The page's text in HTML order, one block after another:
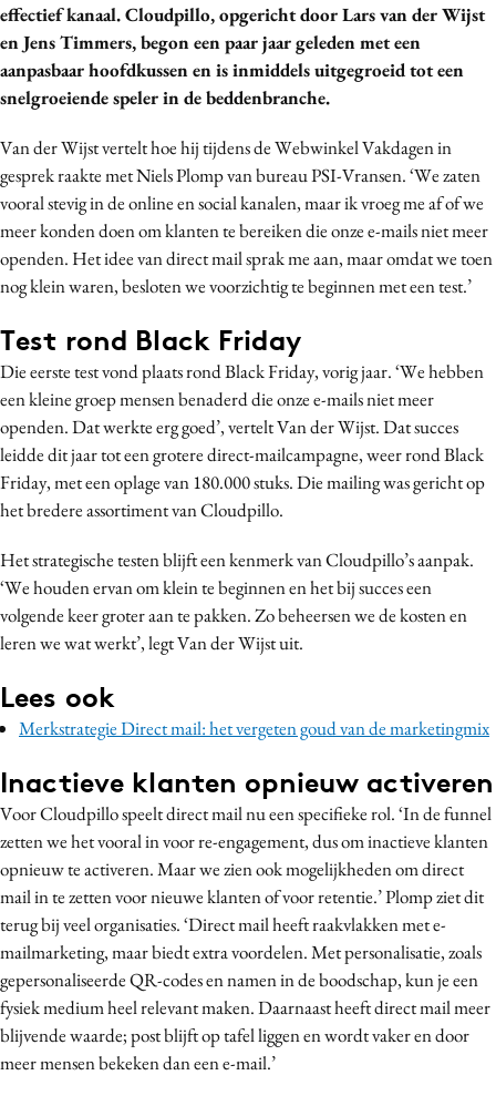
Digital transformation
Diversiteit
Effectiviteit
Gedragsverandering
Influencer marketing
Interne communicatie
Martech
Media
Merkstrategie
Programmatic
Purpose Marketing
Reputatie & crisis
effectief kanaal. Cloudpillo, opgericht door Lars van der Wijst
en Jens Timmers, begon een paar jaar geleden met een
aanpasbaar hoofdkussen en is inmiddels uitgegroeid tot een
snelgroeiende speler in de beddenbranche.
Van der Wijst vertelt hoe hij tijdens de Webwinkel Vakdagen in
gesprek raakte met Niels Plomp van bureau PSI-Vransen. ‘We zaten
vooral stevig in de online en social kanalen, maar ik vroeg me af of we
meer konden doen om klanten te bereiken die onze e-mails niet meer
openden. Het idee van direct mail sprak me aan, maar omdat we toen
nog klein waren, besloten we voorzichtig te beginnen met een test.’
Test rond Black Friday
Die eerste test vond plaats rond Black Friday, vorig jaar. ‘We hebben
een kleine groep mensen benaderd die onze e-mails niet meer
openden. Dat werkte erg goed’, vertelt Van der Wijst. Dat succes
leidde dit jaar tot een grotere direct-mailcampagne, weer rond Black
Friday, met een oplage van 180.000 stuks. Die mailing was gericht op
het bredere assortiment van Cloudpillo.
Het strategische testen blijft een kenmerk van Cloudpillo’s aanpak.
‘We houden ervan om klein te beginnen en het bij succes een
volgende keer groter aan te pakken. Zo beheersen we de kosten en
leren we wat werkt’, legt Van der Wijst uit.
Lees ook
Merkstrategie Direct mail: het vergeten goud van de marketingmix
Inactieve klanten opnieuw activeren
Voor Cloudpillo speelt direct mail nu een specifieke rol. ‘In de funnel
zetten we het vooral in voor re-engagement, dus om inactieve klanten
opnieuw te activeren. Maar we zien ook mogelijkheden om direct
mail in te zetten voor nieuwe klanten of voor retentie.’ Plomp ziet dit
terug bij veel organisaties. ‘Direct mail heeft raakvlakken met e-
mailmarketing, maar biedt extra voordelen. Met personalisatie, zoals
gepersonaliseerde QR-codes en namen in de boodschap, kun je een
fysiek medium heel relevant maken. Daarnaast heeft direct mail meer
blijvende waarde; post blijft op tafel liggen en wordt vaker en door
meer mensen bekeken dan een e-mail.’